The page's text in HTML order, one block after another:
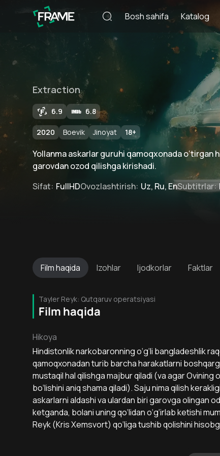
Bosh sahifa Katalog
Extraction
6.9 6.8
2020 Boevik Jinoyat 18+
Yollanma askarlar guruhi qamoqxonada o‘tirgan
garovdan ozod qilishga kirishadi.
Sifat: FullHDOvozlashtirish: Uz, Ru, EnSubtitrlar:
Filmhaqida Izohlar Ijodkorlar Faktlar
Tayler Reyk: Qutqaruv operatsiyasi
Film haqida
Hikoya
Hindistonlik narkobaronning o‘g‘li bangladeshlik
qamoqxonadan turib barcha harakatlarni
mustaqil hal qilishga majbur qiladi (va agar Ovining
bo‘lishini aniq shama qiladi). Saju nima qilish
askarlarni aldashi va ulardan biri garovga olingan
ketganda, bolani uning qo‘lidan o‘g‘irlab ketishi
Reyk (Kris Xemsvort) qo‘liga tushib qolishini